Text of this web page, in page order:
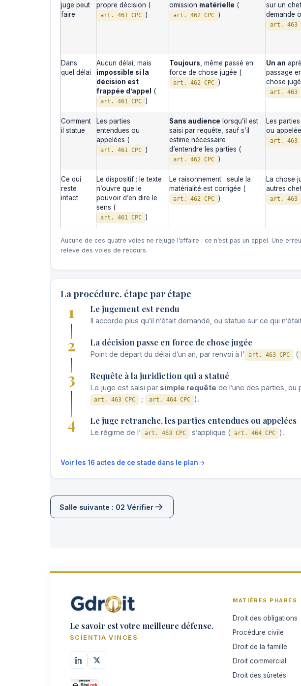
juge peut
faire
propre décision (
art. 461 CPC )
omission matérielle (
art. 462 CPC )
sur un
demande
art. 463
Dans
quel délai
Aucun délai, mais
impossible si la
décision est
frappée d’appel
(
art. 461 CPC )
Toujours , même passé en
force de chose jugée (
art. 462 CPC )
Un an
passage
chose
art. 463
Comment
il statue
Les parties
entendues ou
appelées (
art. 461 CPC )
Sans audience lorsqu’il est
saisi par requête, sauf s’il
estime nécessaire
d’entendre les parties (
art. 462 CPC )
Les
ou
art. 463
Ce qui
reste
intact
Le dispositif : le texte
n’ouvre que le
pouvoir d’en dire le
sens (
art. 461 CPC )
Le raisonnement : seule la
matérialité est corrigée (
art. 462 CPC )
La chose
autres
art. 463
Aucune de ces quatre voies ne rejuge l’affaire : ce n’est pas un appel. Une
relève des voies de recours.
La procédure, étape par étape
1 Le jugement est rendu
Il accorde plus qu’il n’était demandé, ou statue sur ce qui
2 La décision passe en force de chose jugée
Point de départ du délai d’un an, par renvoi à l’ art. 463 CPC (
3 Requête à la juridiction qui a statué
Le juge est saisi par simple requête de l’une des parties, ou
art. 463 CPC ; art. 464 CPC ).
4 Le juge retranche, les parties entendues ou appelées
Le régime de l’ art. 463 CPC s’applique ( art. 464 CPC ).
Voir les 16 actes de ce stade dans le plan
Salle suivante : 02 Vérifier
Le savoir est votre meilleure défense.
SCIENTIA VINCES
MATIÈRES PHARES
Droit des obligations
Procédure civile
Droit de la famille
Droit commercial
Droit des sûretés